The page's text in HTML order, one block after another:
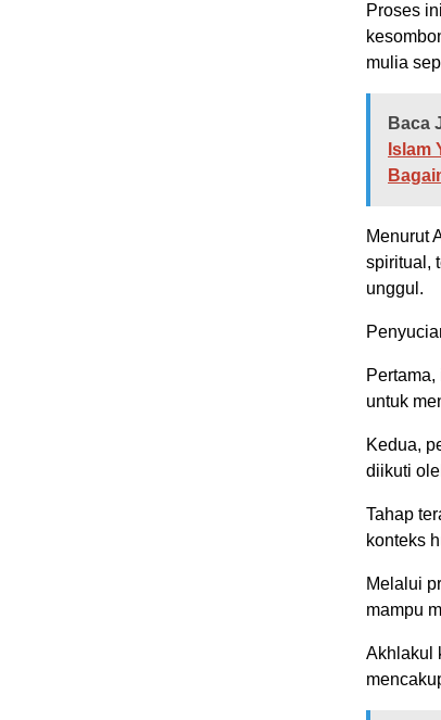
Proses
mulia
Baca
Islam
Menurut
spiritual,
unggul.
untuk
Kedua,
diikuti
Tahap
konteks
Melalui
mampu
Akhlakul